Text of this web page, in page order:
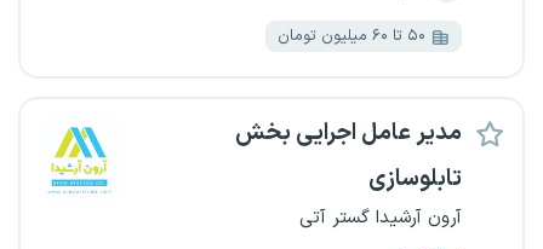
۵۰ تا ۶۰ میلیون تومان
مدیر عامل اجرایی بخش
تابلوسازی
آرون آرشیدا گستر آتی